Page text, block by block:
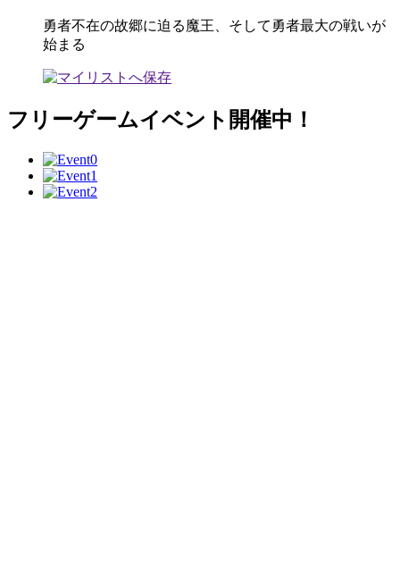
勇者不在の故郷に迫る魔王、そして勇者最大の戦いが
始まる
フリーゲームイベント開催中！